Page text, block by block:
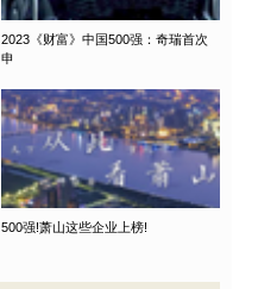
2023《财富》中国500强：奇瑞首次
申
500强!萧山这些企业上榜!